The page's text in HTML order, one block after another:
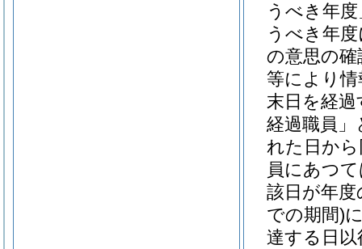
うべき年
うべき年
の意思の
等により
末日を経
経過職員」
れた日か
員にあつ
該日が年
での期間)
達する日